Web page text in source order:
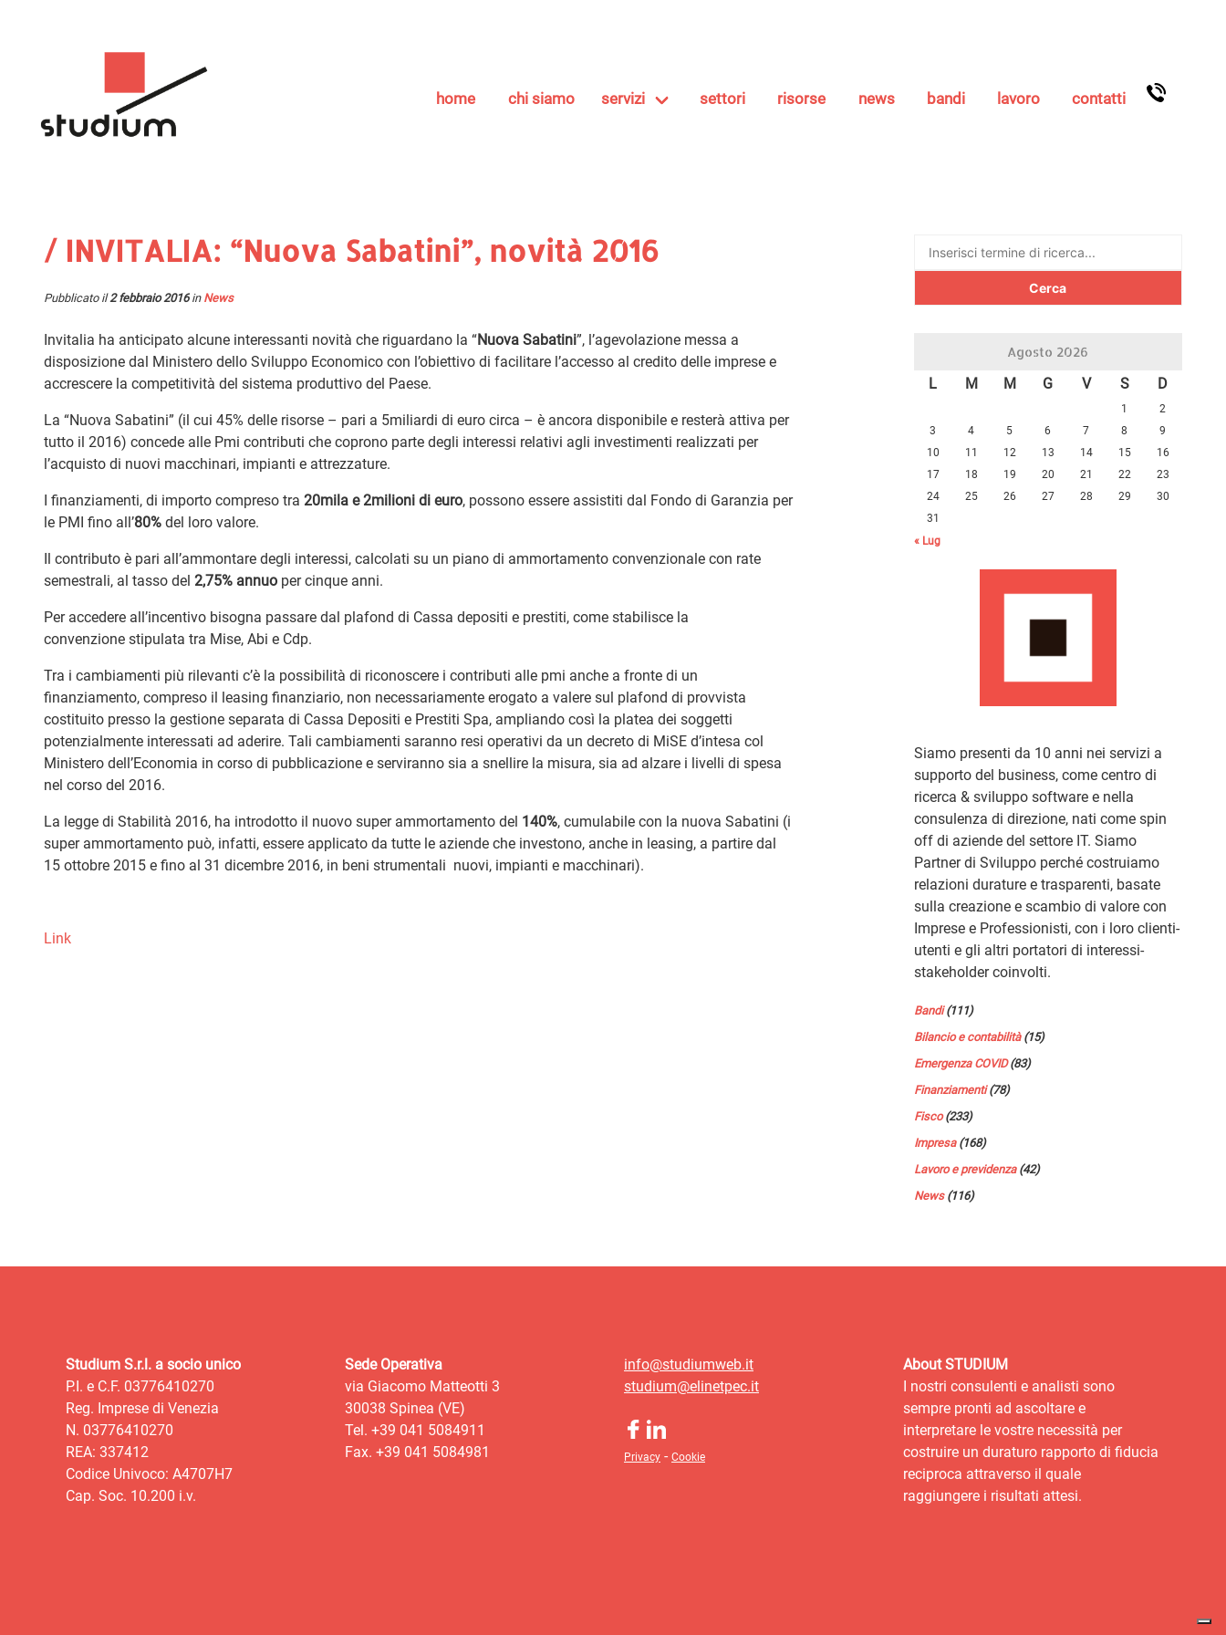
home chi siamo servizi settori risorse news bandi lavoro contatti
/ INVITALIA: “Nuova Sabatini”, novità 2016
Pubblicato il2 febbraio 2016in News
Invitalia ha anticipato alcune interessanti novità che riguardano la “Nuova Sabatini”, l’agevolazione messa a
disposizione dal Ministero dello Sviluppo Economico con l’obiettivo di facilitare l’accesso al credito delle imprese e
accrescere la competitività del sistema produttivo del Paese.
La “Nuova Sabatini” (il cui 45% delle risorse – pari a 5miliardi di euro circa – è ancora disponibile e resterà attiva per
tutto il 2016) concede alle Pmi contributi che coprono parte degli interessi relativi agli investimenti realizzati per
l’acquisto di nuovi macchinari, impianti e attrezzature.
I finanziamenti, di importo compreso tra 20mila e 2milioni di euro, possono essere assistiti dal Fondo di Garanzia per
le PMI fino all’80% del loro valore.
Il contributo è pari all’ammontare degli interessi, calcolati su un piano di ammortamento convenzionale con rate
semestrali, al tasso del 2,75% annuo per cinque anni.
Per accedere all’incentivo bisogna passare dal plafond di Cassa depositi e prestiti, come stabilisce la
convenzione stipulata tra Mise, Abi e Cdp.
Tra i cambiamenti più rilevanti c’è la possibilità di riconoscere i contributi alle pmi anche a fronte di un
finanziamento, compreso il leasing finanziario, non necessariamente erogato a valere sul plafond di provvista
costituito presso la gestione separata di Cassa Depositi e Prestiti Spa, ampliando così la platea dei soggetti
potenzialmente interessati ad aderire. Tali cambiamenti saranno resi operativi da un decreto di MiSE d’intesa col
Ministero dell’Economia in corso di pubblicazione e serviranno sia a snellire la misura, sia ad alzare i livelli di spesa
nel corso del 2016.
La legge di Stabilità 2016, ha introdotto il nuovo super ammortamento del 140%, cumulabile con la nuova Sabatini (i
super ammortamento può, infatti, essere applicato da tutte le aziende che investono, anche in leasing, a partire dal
15 ottobre 2015 e fino al 31 dicembre 2016, in beni strumentali nuovi, impianti e macchinari).
Link
Ricerca
Agosto 2026
L M M G V S D
1
2
3
4 5 6 7 8
9
10
11 12 13 14 15
16
17
18 19 20 21 22
23
24
25 26 27 28 29
30
31
« Lug
Siamo presenti da 10 anni nei servizi a
supporto del business, come centro di
ricerca & sviluppo software e nella
consulenza di direzione, nati come spin
off di aziende del settore IT. Siamo
Partner di Sviluppo perché costruiamo
relazioni durature e trasparenti, basate
sulla creazione e scambio di valore con
Imprese e Professionisti, con i loro clienti-
utenti e gli altri portatori di interessi-
stakeholder coinvolti.
Bandi(111)
Bilancio e contabilità(15)
Emergenza COVID(83)
Finanziamenti(78)
Fisco(233)
Impresa(168)
Lavoro e previdenza(42)
News(116)
Studium S.r.l. a socio unico
P.I. e C.F. 03776410270
Reg. Imprese di Venezia
N. 03776410270
REA: 337412
Codice Univoco: A4707H7
Cap. Soc. 10.200 i.v.
Sede Operativa
via Giacomo Matteotti 3
30038 Spinea (VE)
Tel. +39 041 5084911
Fax. +39 041 5084981
info@studiumweb.it
studium@elinetpec.it
Privacy - Cookie
About STUDIUM
I nostri consulenti e analisti sono
sempre pronti ad ascoltare e
interpretare le vostre necessità per
costruire un duraturo rapporto di fiducia
reciproca attraverso il quale
raggiungere i risultati attesi.